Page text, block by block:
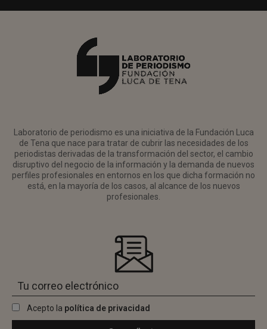
Laboratorio de periodismo es una iniciativa de la Fundación Luca
de Tena que nace para tratar de cubrir las necesidades de los
periodistas derivadas de la transformación del sector, el cambio
disruptivo del negocio de la información y la demanda de nuevos
perfiles profesionales en entornos en los que dicha formación no
está, en la mayoría de los casos, al alcance de los nuevos
profesionales.
Acepto la política de privacidad